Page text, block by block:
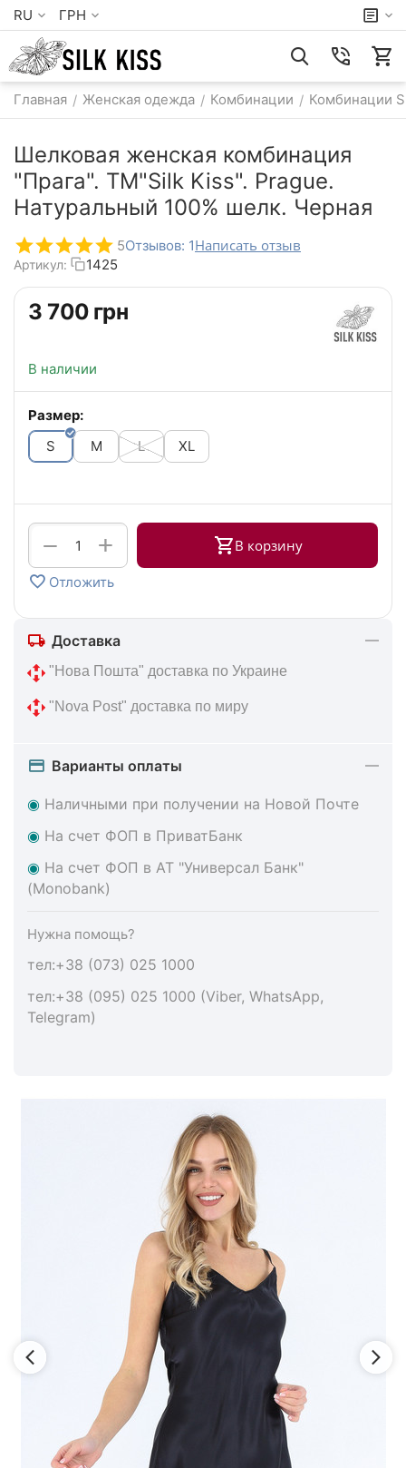
RU ГРН
Главная / Женская одежда / Комбинации / Комбинации S
Шелковая женская комбинация
"Прага". TM"Silk Kiss". Prague.
Натуральный 100% шелк. Черная
5Отзывов: 1Написать отзыв
Артикул: 1425
‍3 700‍ грн
В наличии
Размер:
S
M L XL
+
− В корзину
Отложить
Доставка
"Нова Пошта" доставка по Украине
"Nova Post" доставка по миру
Варианты оплаты
◉ Наличными при получении на Новой Почте
◉ На счет ФОП в ПриватБанк
◉ На счет ФОП в АТ "Универсал Банк"
(Monobank)
Нужна помощь?
тел:+38 (073) 025 1000
тел:+38 (095) 025 1000 (Viber, WhatsApp,
Telegram)